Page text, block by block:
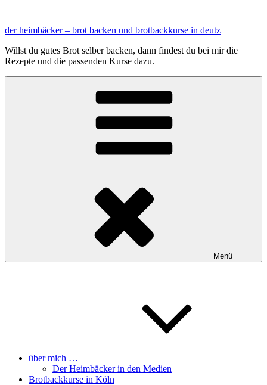
springen
der heimbäcker – brot backen und brotbackkurse in deutz
Willst du gutes Brot selber backen, dann findest du bei mir die
Rezepte und die passenden Kurse dazu.
Menü
über mich …
Der Heimbäcker in den Medien
Brotbackkurse in Köln